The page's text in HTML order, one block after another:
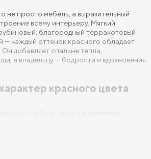
(Евро размер)
Кровати 200х200 см (Кинг Сайз)
механизмом
Кровати с ящиками
не просто мебель, а выразительный
всему интерьеру. Мягкий
благородный терракотовый
— каждый оттенок красного обладает
добавляет спальне тепла,
а владельцу — бодрости и вдохновения
красного цвета